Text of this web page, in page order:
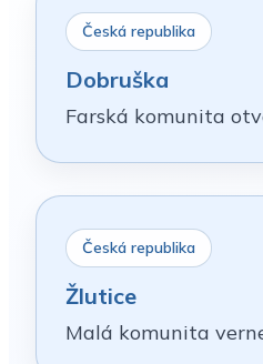
Česká republika
Dobruška
Farská komunita
Česká republika
Žlutice
Malá komunita